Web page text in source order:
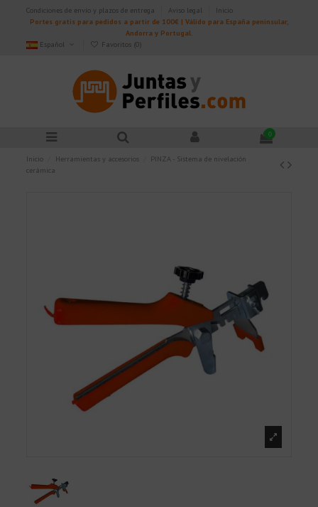
Condiciones de envío y plazos de entrega Aviso legal
Inicio
Portes gratis para pedidos a partir de 100€ | Válido para España peninsular,
Andorra y Portugal.
Español
Favoritos (0)
0
Inicio Herramientas y accesorios
PINZA - Sistema de nivelación
cerámica